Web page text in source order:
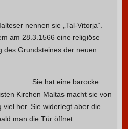
nennen sie „Tal-Vitorja“.
am 28.3.1566 eine religiöse
des Grundsteines der neuen
Sie hat eine barocke
Kirchen Maltas macht sie von
her. Sie widerlegt aber die
man die Tür öffnet.